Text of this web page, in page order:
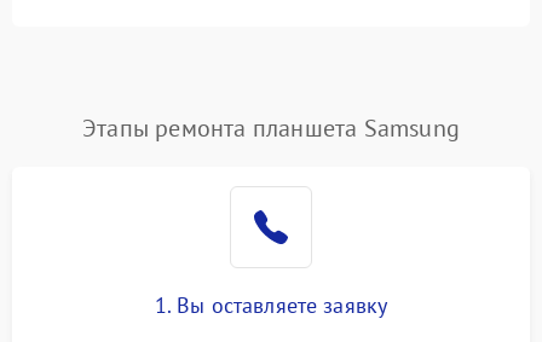
Этапы ремонта планшета Samsung
1. Вы оставляете заявку